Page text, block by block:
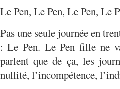
Le Pen, Le Pen, Le Pen, Le
Pas une seule journée en
: Le Pen. Le Pen fille ne
parlent que de ça, les
nullité, l’incompétence,